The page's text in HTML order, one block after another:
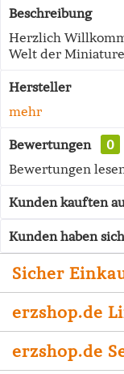
Beschreibung
Herzlich
Welt der
Hersteller
mehr
Bewertungen
0
Bewertungen
Kunden kauften
Kunden haben
Sicher
erzshop.de
erzshop.de